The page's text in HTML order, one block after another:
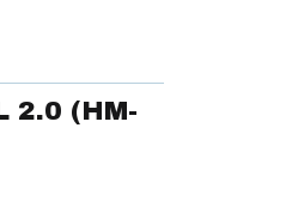
2.0 (HM-